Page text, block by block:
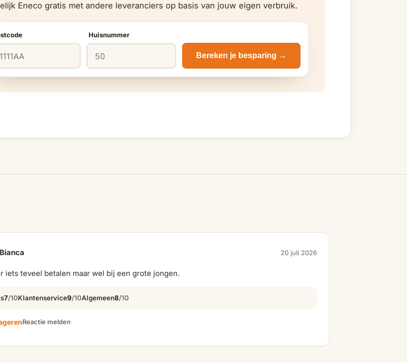
Eneco gratis met andere leveranciers op basis van jouw eigen verbruik.
Huisnummer
Bereken je besparing →
Bianca 20 juli 2026
iets teveel betalen maar wel bij een grote jongen.
7/10Klantenservice9/10Algemeen8/10
Reactie melden